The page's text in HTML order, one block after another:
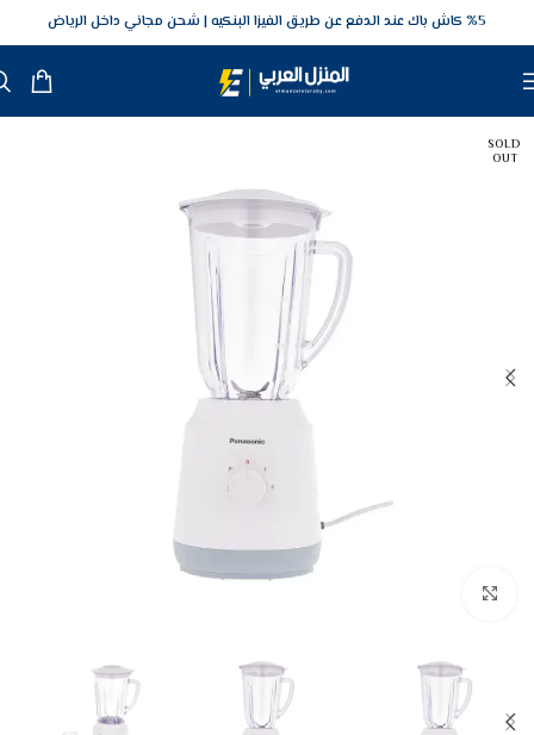
5‎% كاش باك عند الدفع عن طريق الفيزا البنكيه شحن مجاني داخل الرياض
SOLD
OUT